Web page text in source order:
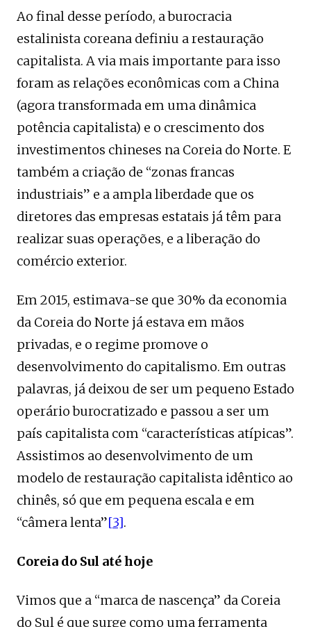
Ao final desse período, a burocracia
estalinista coreana definiu a restauração
capitalista. A via mais importante para isso
foram as relações econômicas com a China
(agora transformada em uma dinâmica
potência capitalista) e o crescimento dos
investimentos chineses na Coreia do Norte. E
também a criação de “zonas francas
industriais” e a ampla liberdade que os
diretores das empresas estatais já têm para
realizar suas operações, e a liberação do
comércio exterior.
Em 2015, estimava-se que 30% da economia
da Coreia do Norte já estava em mãos
privadas, e o regime promove o
desenvolvimento do capitalismo. Em outras
palavras, já deixou de ser um pequeno Estado
operário burocratizado e passou a ser um
país capitalista com “características atípicas”.
Assistimos ao desenvolvimento de um
modelo de restauração capitalista idêntico ao
chinês, só que em pequena escala e em
“câmera lenta”[3].
Coreia do Sul até hoje
Vimos que a “marca de nascença” da Coreia
do Sul é que surge como uma ferramenta